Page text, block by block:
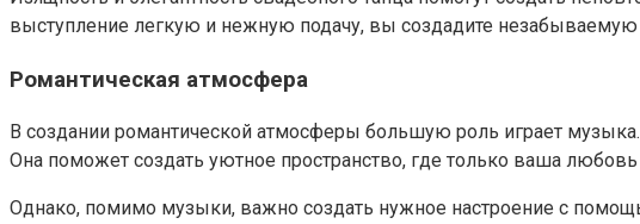
выступление легкую и нежную подачу, вы создадите незабываемую
Романтическая атмосфера
В создании романтической атмосферы большую роль играет
Она поможет создать уютное пространство, где только ваша
Однако, помимо музыки, важно создать нужное настроение с